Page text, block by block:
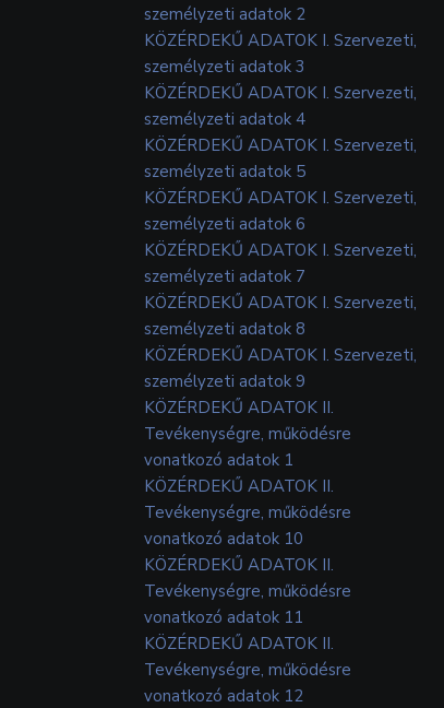
személyzeti adatok 2
KÖZÉRDEKŰ ADATOK I. Szervezeti,
személyzeti adatok 3
KÖZÉRDEKŰ ADATOK I. Szervezeti,
személyzeti adatok 4
KÖZÉRDEKŰ ADATOK I. Szervezeti,
személyzeti adatok 5
KÖZÉRDEKŰ ADATOK I. Szervezeti,
személyzeti adatok 6
KÖZÉRDEKŰ ADATOK I. Szervezeti,
személyzeti adatok 7
KÖZÉRDEKŰ ADATOK I. Szervezeti,
személyzeti adatok 8
KÖZÉRDEKŰ ADATOK I. Szervezeti,
személyzeti adatok 9
KÖZÉRDEKŰ ADATOK II.
Tevékenységre, működésre
vonatkozó adatok 1
KÖZÉRDEKŰ ADATOK II.
Tevékenységre, működésre
vonatkozó adatok 10
KÖZÉRDEKŰ ADATOK II.
Tevékenységre, működésre
vonatkozó adatok 11
KÖZÉRDEKŰ ADATOK II.
Tevékenységre, működésre
vonatkozó adatok 12